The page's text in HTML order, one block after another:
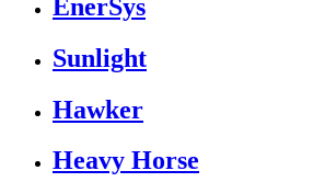
EnerSys
Sunlight
Hawker
Heavy Horse